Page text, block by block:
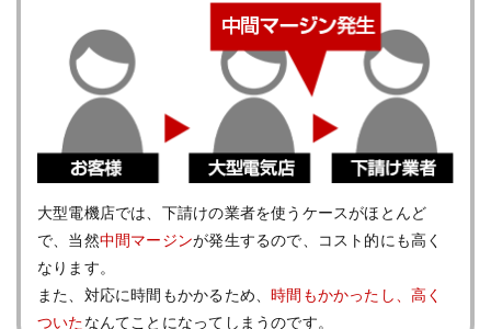
⼤型電機店では、下請けの業者を使うケースがほとんど
で、当然中間マージンが発生するので、コスト的にも高く
なります。
また、対応に時間もかかるため、時間もかかったし、高く
ついたなんてことになってしまうのです。